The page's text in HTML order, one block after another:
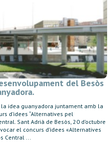
del Besòs
la idea guanyadora juntament amb la
d’idees “Alternatives pel
Sant Adrià de Besòs, 20 d’octubre
el concurs d’idees «Alternatives
Central ...